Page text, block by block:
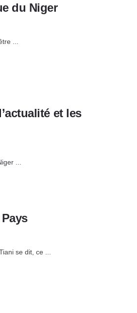
du Niger
...
et les
...
se dit, ce ...